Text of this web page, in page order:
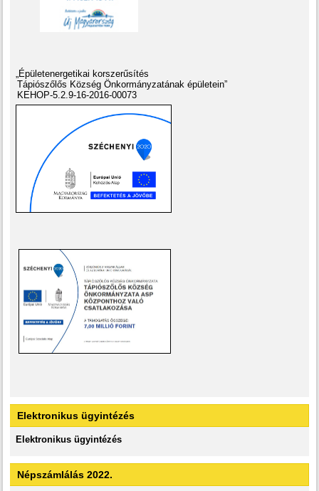
„Épületenergetikai korszerűsítés
Tápiószőlős Község Önkormányzatának épületein”
KEHOP-5.2.9-16-2016-00073
Elektronikus ügyintézés
Elektronikus ügyintézés
Népszámlálás 2022.